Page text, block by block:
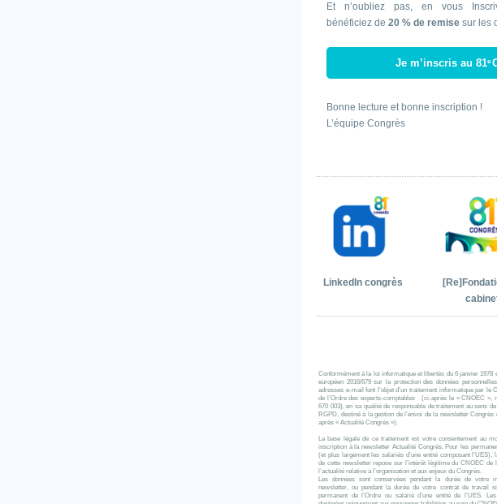
Et n’oubliez pas, en vous
bénéficiez de 20 % de remise sur les
Je m’inscris au 81e
Bonne lecture et bonne inscription !
L’équipe Congrès
LinkedIn congrès
Conformément à la loi informatique et libertés du 6 janvier 1978
européen 2016/679 sur la protection des données
adresses e-mail font l’objet d’un traitement informatique par le
de l’Ordre des experts-comptables (ci-après le « CNOEC »,
670 003), en sa qualité de responsable de traitement au sens
RGPD, destiné à la gestion de l’envoi de la newsletter
après « Actualité Congrès »).
La base légale de ce traitement est votre consentement au
inscription à la newsletter Actualité Congrès. Pour les
(et plus largement les salariés d’une entité composant l’UES),
de cette newsletter repose sur l’intérêt légitime du CNOEC de
l’actualité relative à l’organisation et aux enjeux du Congrès.
Les données sont conservées pendant la durée de votre
newsletter, ou pendant la durée de votre contrat de travail
permanent de l’Ordre ou salarié d’une entité de l’UES.